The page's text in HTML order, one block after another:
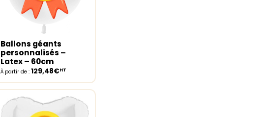
Select options
Ballons géants
personnalisés –
Latex – 60cm
À partir de : 129,48€HT